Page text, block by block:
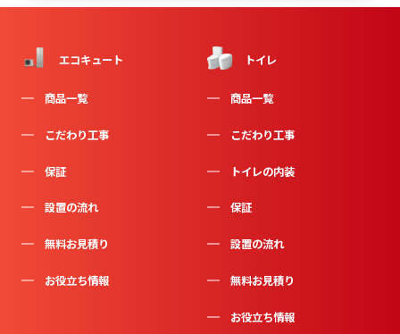
エコキュート
商品一覧
こだわり工事
保証
設置の流れ
無料お見積り
お役立ち情報
トイレ
商品一覧
こだわり工事
トイレの内装
保証
設置の流れ
無料お見積り
お役立ち情報